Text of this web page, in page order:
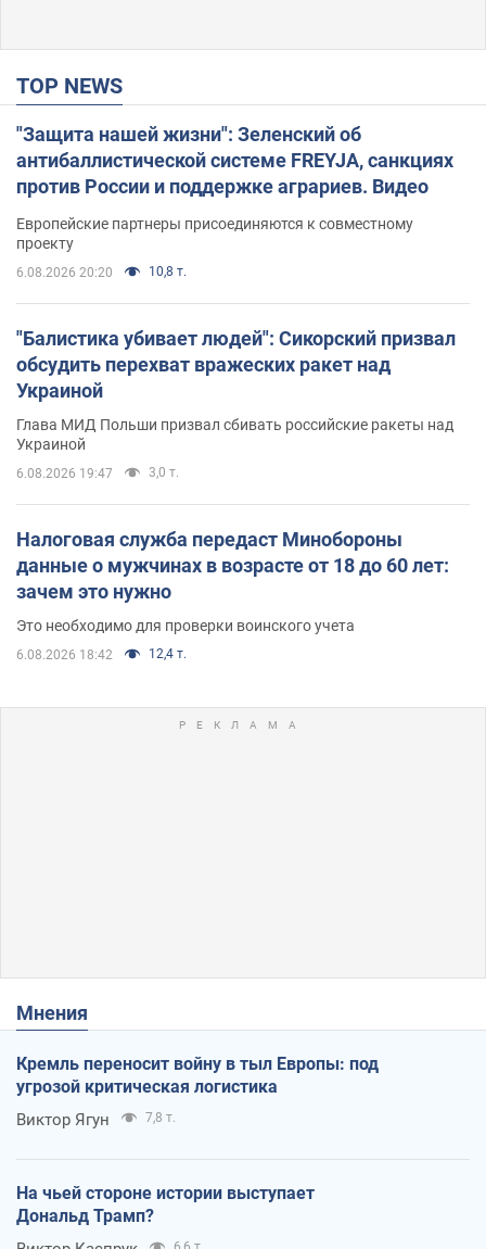
TOP NEWS
"Защита нашей жизни": Зеленский об
антибаллистической системе FREYJA, санкциях
против России и поддержке аграриев. Видео
Европейские партнеры присоединяются к совместному
проекту
6.08.2026 20:20 10,8 т.
"Балистика убивает людей": Сикорский призвал
обсудить перехват вражеских ракет над
Украиной
Глава МИД Польши призвал сбивать российские ракеты над
Украиной
6.08.2026 19:47 3,0 т.
Налоговая служба передаст Минобороны
данные о мужчинах в возрасте от 18 до 60 лет:
зачем это нужно
Это необходимо для проверки воинского учета
6.08.2026 18:42 12,4 т.
Мнения
Кремль переносит войну в тыл Европы: под
угрозой критическая логистика
Виктор Ягун 7,8 т.
На чьей стороне истории выступает
Дональд Трамп?